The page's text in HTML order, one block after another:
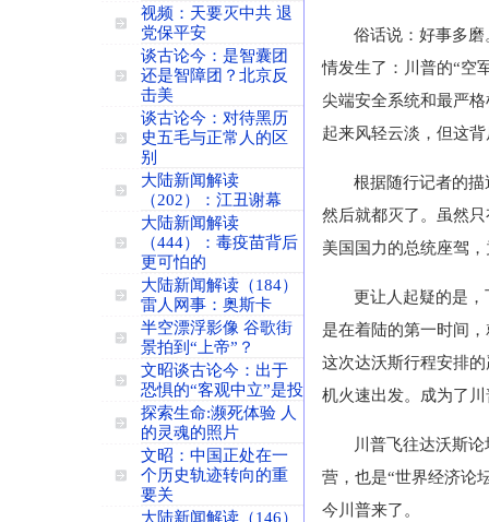
视频：天要灭中共 退
党保平安
谈古论今：是智囊团
还是智障团？北京反
击美
谈古论今：对待黑历
史五毛与正常人的区
别
大陆新闻解读
（202）：江丑谢幕
大陆新闻解读
（444）：毒疫苗背后
更可怕的
大陆新闻解读（184）
雷人网事：奥斯卡
半空漂浮影像 谷歌街
景拍到“上帝”？
文昭谈古论今：出于
恐惧的“客观中立”是投
探索生命:濒死体验 人
的灵魂的照片
文昭：中国正处在一
个历史轨迹转向的重
要关
大陆新闻解读（146）
俗话说：好事多
情发生了：川普的“空
尖端安全系统和最严
起来风轻云淡，但这
根据随行记者的
然后就都灭了。虽然
美国国力的总统座驾
更让人起疑的是
是在着陆的第一时间
这次达沃斯行程安排
机火速出发。成为了
川普飞往达沃斯
营，也是“世界经济论
今川普来了。